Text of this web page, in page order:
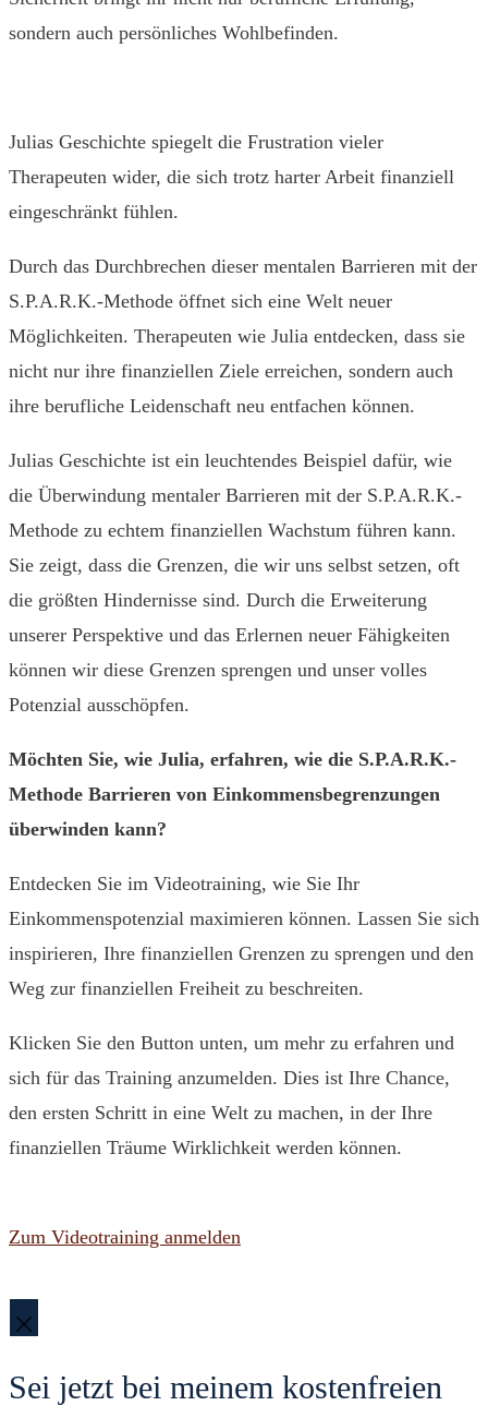
sondern auch persönliches Wohlbefinden.
Julias Geschichte spiegelt die Frustration vieler
Therapeuten wider, die sich trotz harter Arbeit finanziell
eingeschränkt fühlen.
Durch das Durchbrechen dieser mentalen Barrieren mit der
S.P.A.R.K.-Methode öffnet sich eine Welt neuer
Möglichkeiten. Therapeuten wie Julia entdecken, dass sie
nicht nur ihre finanziellen Ziele erreichen, sondern auch
ihre berufliche Leidenschaft neu entfachen können.
Julias Geschichte ist ein leuchtendes Beispiel dafür, wie
die Überwindung mentaler Barrieren mit der S.P.A.R.K.-
Methode zu echtem finanziellen Wachstum führen kann.
Sie zeigt, dass die Grenzen, die wir uns selbst setzen, oft
die größten Hindernisse sind. Durch die Erweiterung
unserer Perspektive und das Erlernen neuer Fähigkeiten
können wir diese Grenzen sprengen und unser volles
Potenzial ausschöpfen.
Möchten Sie, wie Julia, erfahren, wie die S.P.A.R.K.-
Methode Barrieren von Einkommensbegrenzungen
überwinden kann?
Entdecken Sie im Videotraining, wie Sie Ihr
Einkommenspotenzial maximieren können. Lassen Sie sich
inspirieren, Ihre finanziellen Grenzen zu sprengen und den
Weg zur finanziellen Freiheit zu beschreiten.
Klicken Sie den Button unten, um mehr zu erfahren und
sich für das Training anzumelden. Dies ist Ihre Chance,
den ersten Schritt in eine Welt zu machen, in der Ihre
finanziellen Träume Wirklichkeit werden können.
Zum Videotraining anmelden
Sei jetzt bei meinem kostenfreien